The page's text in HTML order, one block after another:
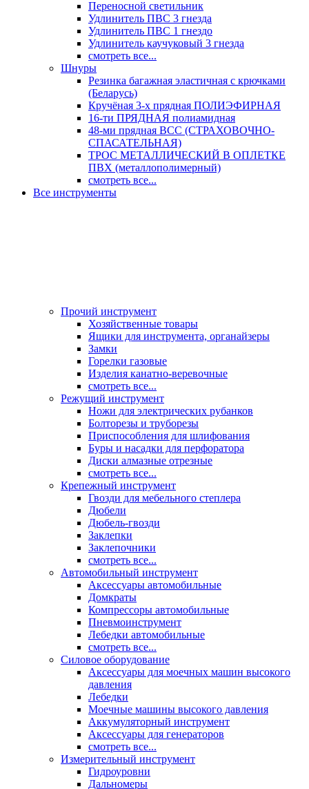
Переносной светильник
Удлинитель ПВС 3 гнезда
Удлинитель ПВС 1 гнездо
Удлинитель каучуковый 3 гнезда
смотреть все...
Шнуры
Резинка багажная эластичная с крючками
(Беларусь)
Кручёная 3-х прядная ПОЛИЭФИРНАЯ
16-ти ПРЯДНАЯ полиамидная
48-ми прядная ВСС (СТРАХОВОЧНО-
СПАСАТЕЛЬНАЯ)
ТРОС МЕТАЛЛИЧЕСКИЙ В ОПЛЕТКЕ
ПВХ (металлополимерный)
смотреть все...
Все инструменты
Прочий инструмент
Хозяйственные товары
Ящики для инструмента, органайзеры
Замки
Горелки газовые
Изделия канатно-веревочные
смотреть все...
Режущий инструмент
Ножи для электрических рубанков
Болторезы и труборезы
Приспособления для шлифования
Буры и насадки для перфоратора
Диски алмазные отрезные
смотреть все...
Крепежный инструмент
Гвозди для мебельного степлера
Дюбели
Дюбель-гвозди
Заклепки
Заклепочники
смотреть все...
Автомобильный инструмент
Аксессуары автомобильные
Домкраты
Компрессоры автомобильные
Пневмоинструмент
Лебедки автомобильные
смотреть все...
Силовое оборудование
Аксессуары для моечных машин высокого
давления
Лебедки
Моечные машины высокого давления
Аккумуляторный инструмент
Аксессуары для генераторов
смотреть все...
Измерительный инструмент
Гидроуровни
Дальномеры